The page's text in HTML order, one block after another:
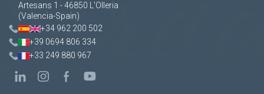
Artesans 1 - 46850 L'Olleria
(Valencia-Spain)
+34 962 200 502
+39 0694 806 334
+33 249 880 967